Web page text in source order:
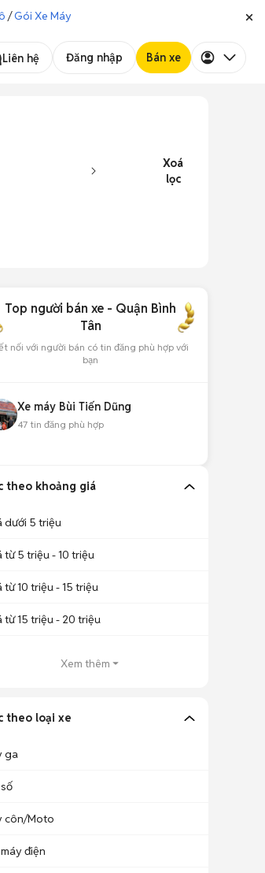
/Gói Xe Máy
Liên hệ Đăng nhập Bán xe
Xoá
lọc
Top người bán xe - Quận Bình
Tân
nối với người bán có tin đăng phù hợp với
bạn
Xe máy Bùi Tiến Dũng
47 tin đăng phù hợp
theo khoảng giá
dưới 5 triệu
từ 5 triệu - 10 triệu
từ 10 triệu - 15 triệu
từ 15 triệu - 20 triệu
Xem thêm
theo loại xe
ga
côn/Moto
điện